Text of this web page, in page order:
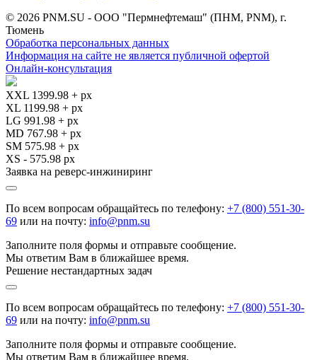
© 2026 PNM.SU - ООО "Пермнефтемаш" (ПНМ, PNM), г.
Тюмень
Обработка персональных данных
Информация на сайте не является публичной офертой
Онлайн-консультация
XXL 1399.98 + px
XL 1199.98 + px
LG 991.98 + px
MD 767.98 + px
SM 575.98 + px
XS - 575.98 px
Заявка на реверс-инжиниринг
По всем вопросам обращайтесь по телефону: +7 (800) 551-30-
69 или на почту: info@pnm.su
Заполните поля формы и отправьте сообщение.
Мы ответим Вам в ближайшее время.
Решение нестандартных задач
По всем вопросам обращайтесь по телефону: +7 (800) 551-30-
69 или на почту: info@pnm.su
Заполните поля формы и отправьте сообщение.
Мы ответим Вам в ближайшее время.